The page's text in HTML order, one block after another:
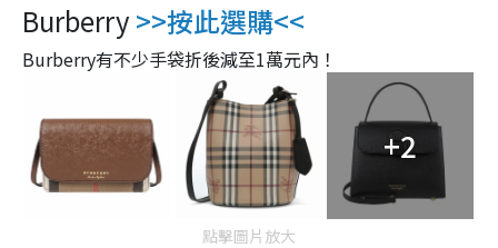
Burberry >>按此選購<<
Burberry有不少手袋折後減至1萬元內！
+2
點擊圖片放大